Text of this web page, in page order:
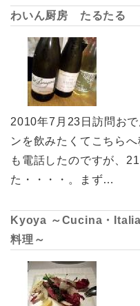
わいん厨房 たるたる
2010年7月23日訪問お
ンを飲みたくてこちら
も電話したのですが、
た・・・・。まず…
Kyoya ～Cucina・
料理～